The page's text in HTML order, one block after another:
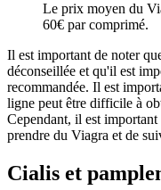
Le prix moyen du
60€ par comprimé.
Il est important de noter
déconseillée et qu'il est
recommandée. Il est
ligne peut être difficile à
Cependant, il est
prendre du Viagra et de
Cialis et